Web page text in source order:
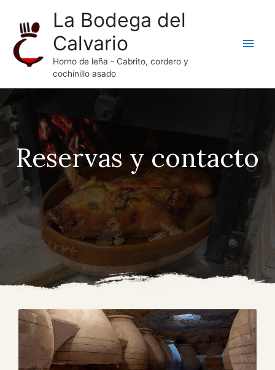
La Bodega del
Calvario
Horno de leña - Cabrito, cordero y
cochinillo asado
Reservas y contacto